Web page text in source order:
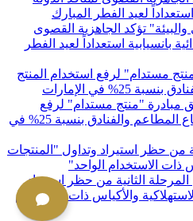
والبيئة" تؤكد الجاهزية القصوى
بانسيابية استعداداً لعيد الفطر
مبادرة "منتج مستدام" لرفع
استخدام المنتج المحلي في قطاع المطاعم والفنادق بنسبة 25%؜ في
المرحلة الثانية من حظر استيراد
والأكياس ذات الاستخدام